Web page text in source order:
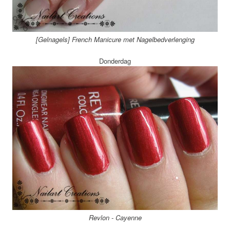
[Gelnagels] French Manicure met Nagelbedverlenging
Donderdag
Revlon - Cayenne